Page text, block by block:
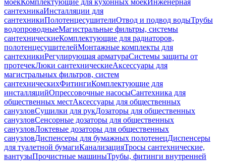
моекКомплектующие для кухонных моекИнженерная
сантехникаИнсталляции для
сантехникиПолотенцесушителиОтвод и подвод водыТрубы
водопроводныеМагистральные фильтры, системы
сантехническиеКомплектующие для радиаторов,
полотенцесушителейМонтажные комплекты для
сантехникиРегулирующая арматураСистемы защиты от
протечекЛюки сантехническиеАксессуары для
магистральных фильтров, систем
сантехническихФитингиКомплектующие для
инсталляцийОпрессовочные насосыСантехника для
общественных местАксессуары для общественных
санузловСушилки для рукДозаторы для общественных
санузловСенсорные дозаторы для общественных
санузловЛоктевые дозаторы для общественных
санузловДиспенсеры для бумажных полотенецДиспенсеры
для туалетной бумагиКанализацияТросы сантехнические,
вантузыПрочистные машиныТрубы, фитинги внутренней